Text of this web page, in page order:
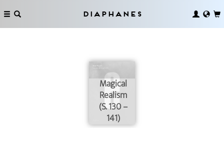
Diaphanes
Magical
Realism
(S. 130 –
141)